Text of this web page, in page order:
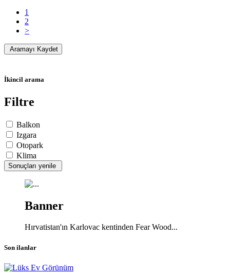
1
2
>
Aramayı Kaydet
İkincil arama
Filtre
Balkon
Izgara
Otopark
Klima
Sonuçları yenile
Banner
Hırvatistan'ın Karlovac kentinden Fear Wood...
Son ilanlar
Görünüm